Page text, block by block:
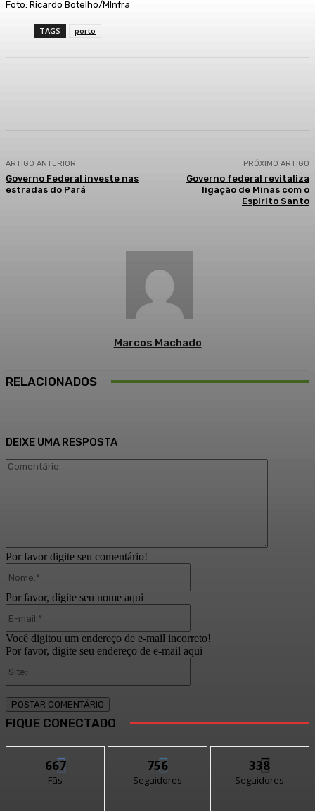
Foto: Ricardo Botelho/MInfra
TAGS porto
ARTIGO ANTERIOR
Governo Federal investe nas
estradas do Pará
PRÓXIMO ARTIGO
Governo federal revitaliza
ligação de Minas com o
Espirito Santo
Marcos Machado
RELACIONADOS
DEIXE UMA RESPOSTA
Por favor digite seu comentário!
Por favor, digite seu nome aqui
Você digitou um endereço de e-mail incorreto!
Por favor, digite seu endereço de e-mail aqui
FIQUE CONECTADO
667
Fãs
756
Seguidores
338
Seguidores